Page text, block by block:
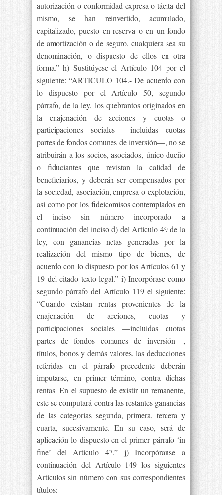
autorización o conformidad expresa o tácita del
mismo, se han reinvertido, acumulado,
capitalizado, puesto en reserva o en un fondo
de amortización o de seguro, cualquiera sea su
denominación, o dispuesto de ellos en otra
forma.” h) Sustitúyese el Artículo 104 por el
siguiente: “ARTICULO 104.- De acuerdo con
lo dispuesto por el Artículo 50, segundo
párrafo, de la ley, los quebrantos originados en
la enajenación de acciones y cuotas o
participaciones sociales —incluidas cuotas
partes de fondos comunes de inversión—, no se
atribuirán a los socios, asociados, único dueño
o fiduciantes que revistan la calidad de
beneficiarios, y deberán ser compensados por
la sociedad, asociación, empresa o explotación,
así como por los fideicomisos contemplados en
el inciso sin número incorporado a
continuación del inciso d) del Artículo 49 de la
ley, con ganancias netas generadas por la
realización del mismo tipo de bienes, de
acuerdo con lo dispuesto por los Artículos 61 y
19 del citado texto legal.” i) Incorpórase como
segundo párrafo del Artículo 119 el siguiente:
“Cuando existan rentas provenientes de la
enajenación de acciones, cuotas y
participaciones sociales —incluidas cuotas
partes de fondos comunes de inversión—,
títulos, bonos y demás valores, las deducciones
referidas en el párrafo precedente deberán
imputarse, en primer término, contra dichas
rentas. En el supuesto de existir un remanente,
este se computará contra las restantes ganancias
de las categorías segunda, primera, tercera y
cuarta, sucesivamente. En su caso, será de
aplicación lo dispuesto en el primer párrafo ‘in
fine’ del Artículo 47.” j) Incorpóranse a
continuación del Artículo 149 los siguientes
Artículos sin número con sus correspondientes
títulos: